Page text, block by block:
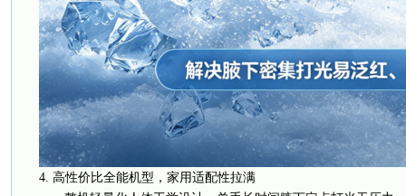
4. 高性价比全能机型，家用适配性拉满